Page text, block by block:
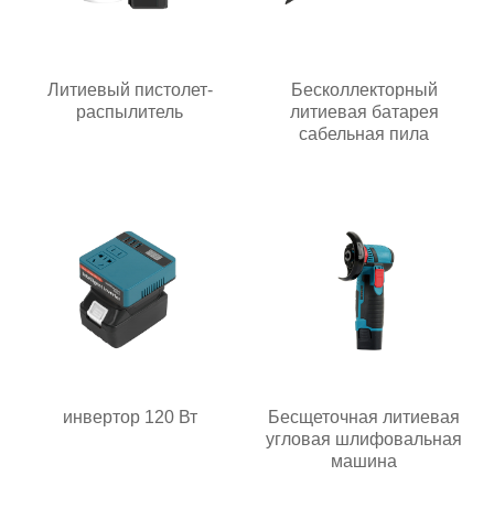
Литиевый пистолет-
распылитель
Бесколлекторный
литиевая батарея
сабельная пила
инвертор 120 Вт
Бесщеточная литиевая
угловая шлифовальная
машина